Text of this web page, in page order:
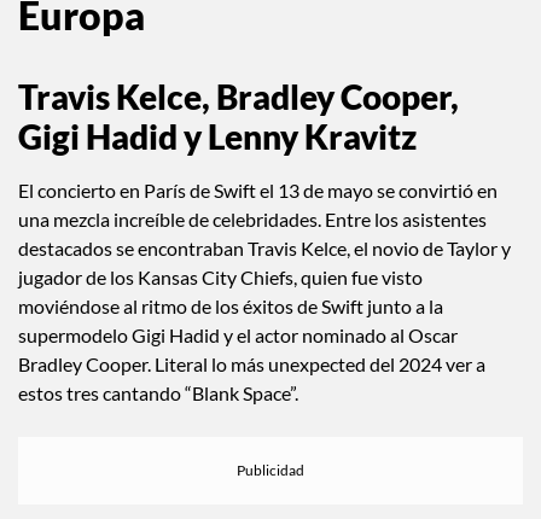
Las celebs que han sido
Europa
Travis Kelce, Bradley Cooper,
Gigi Hadid y Lenny Kravitz
El concierto en París de Swift el 13 de mayo se convirtió en
una mezcla increíble de celebridades. Entre los asistentes
destacados se encontraban Travis Kelce, el novio de Taylor y
jugador de los Kansas City Chiefs, quien fue visto
moviéndose al ritmo de los éxitos de Swift junto a la
Bradley Cooper. Literal lo más unexpected del 2024 ver a